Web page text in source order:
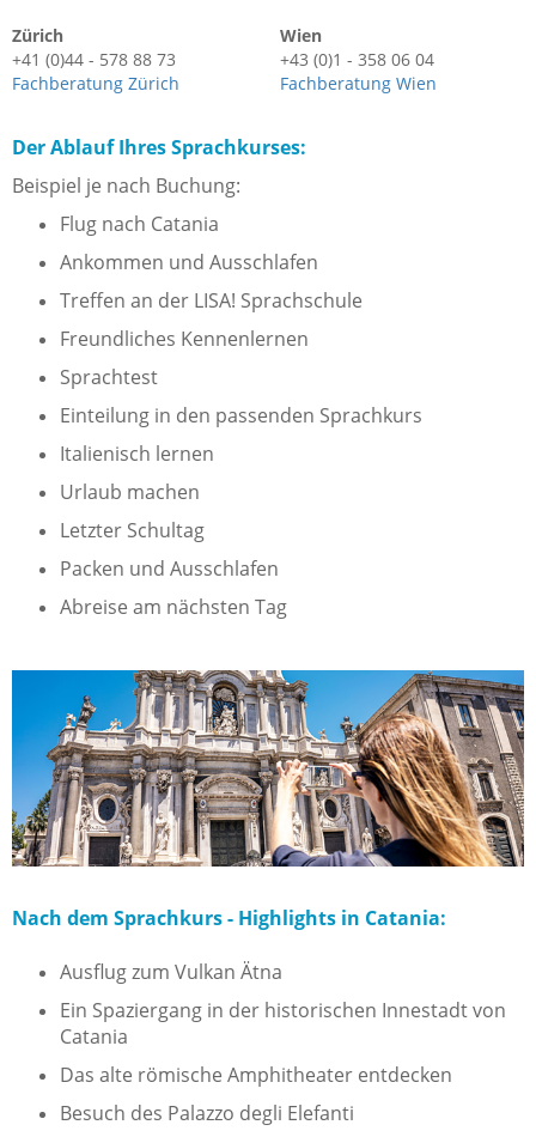
Zürich
+41 (0)44 - 578 88 73
Fachberatung Zürich
Wien
+43 (0)1 - 358 06 04
Fachberatung Wien
Der Ablauf Ihres Sprachkurses:
Beispiel je nach Buchung:
Flug nach Catania
Ankommen und Ausschlafen
Treffen an der LISA! Sprachschule
Freundliches Kennenlernen
Sprachtest
Einteilung in den passenden Sprachkurs
Italienisch lernen
Urlaub machen
Letzter Schultag
Packen und Ausschlafen
Abreise am nächsten Tag
Nach dem Sprachkurs - Highlights in Catania:
Ausflug zum Vulkan Ätna
Ein Spaziergang in der historischen Innestadt von
Catania
Das alte römische Amphitheater entdecken
Besuch des Palazzo degli Elefanti